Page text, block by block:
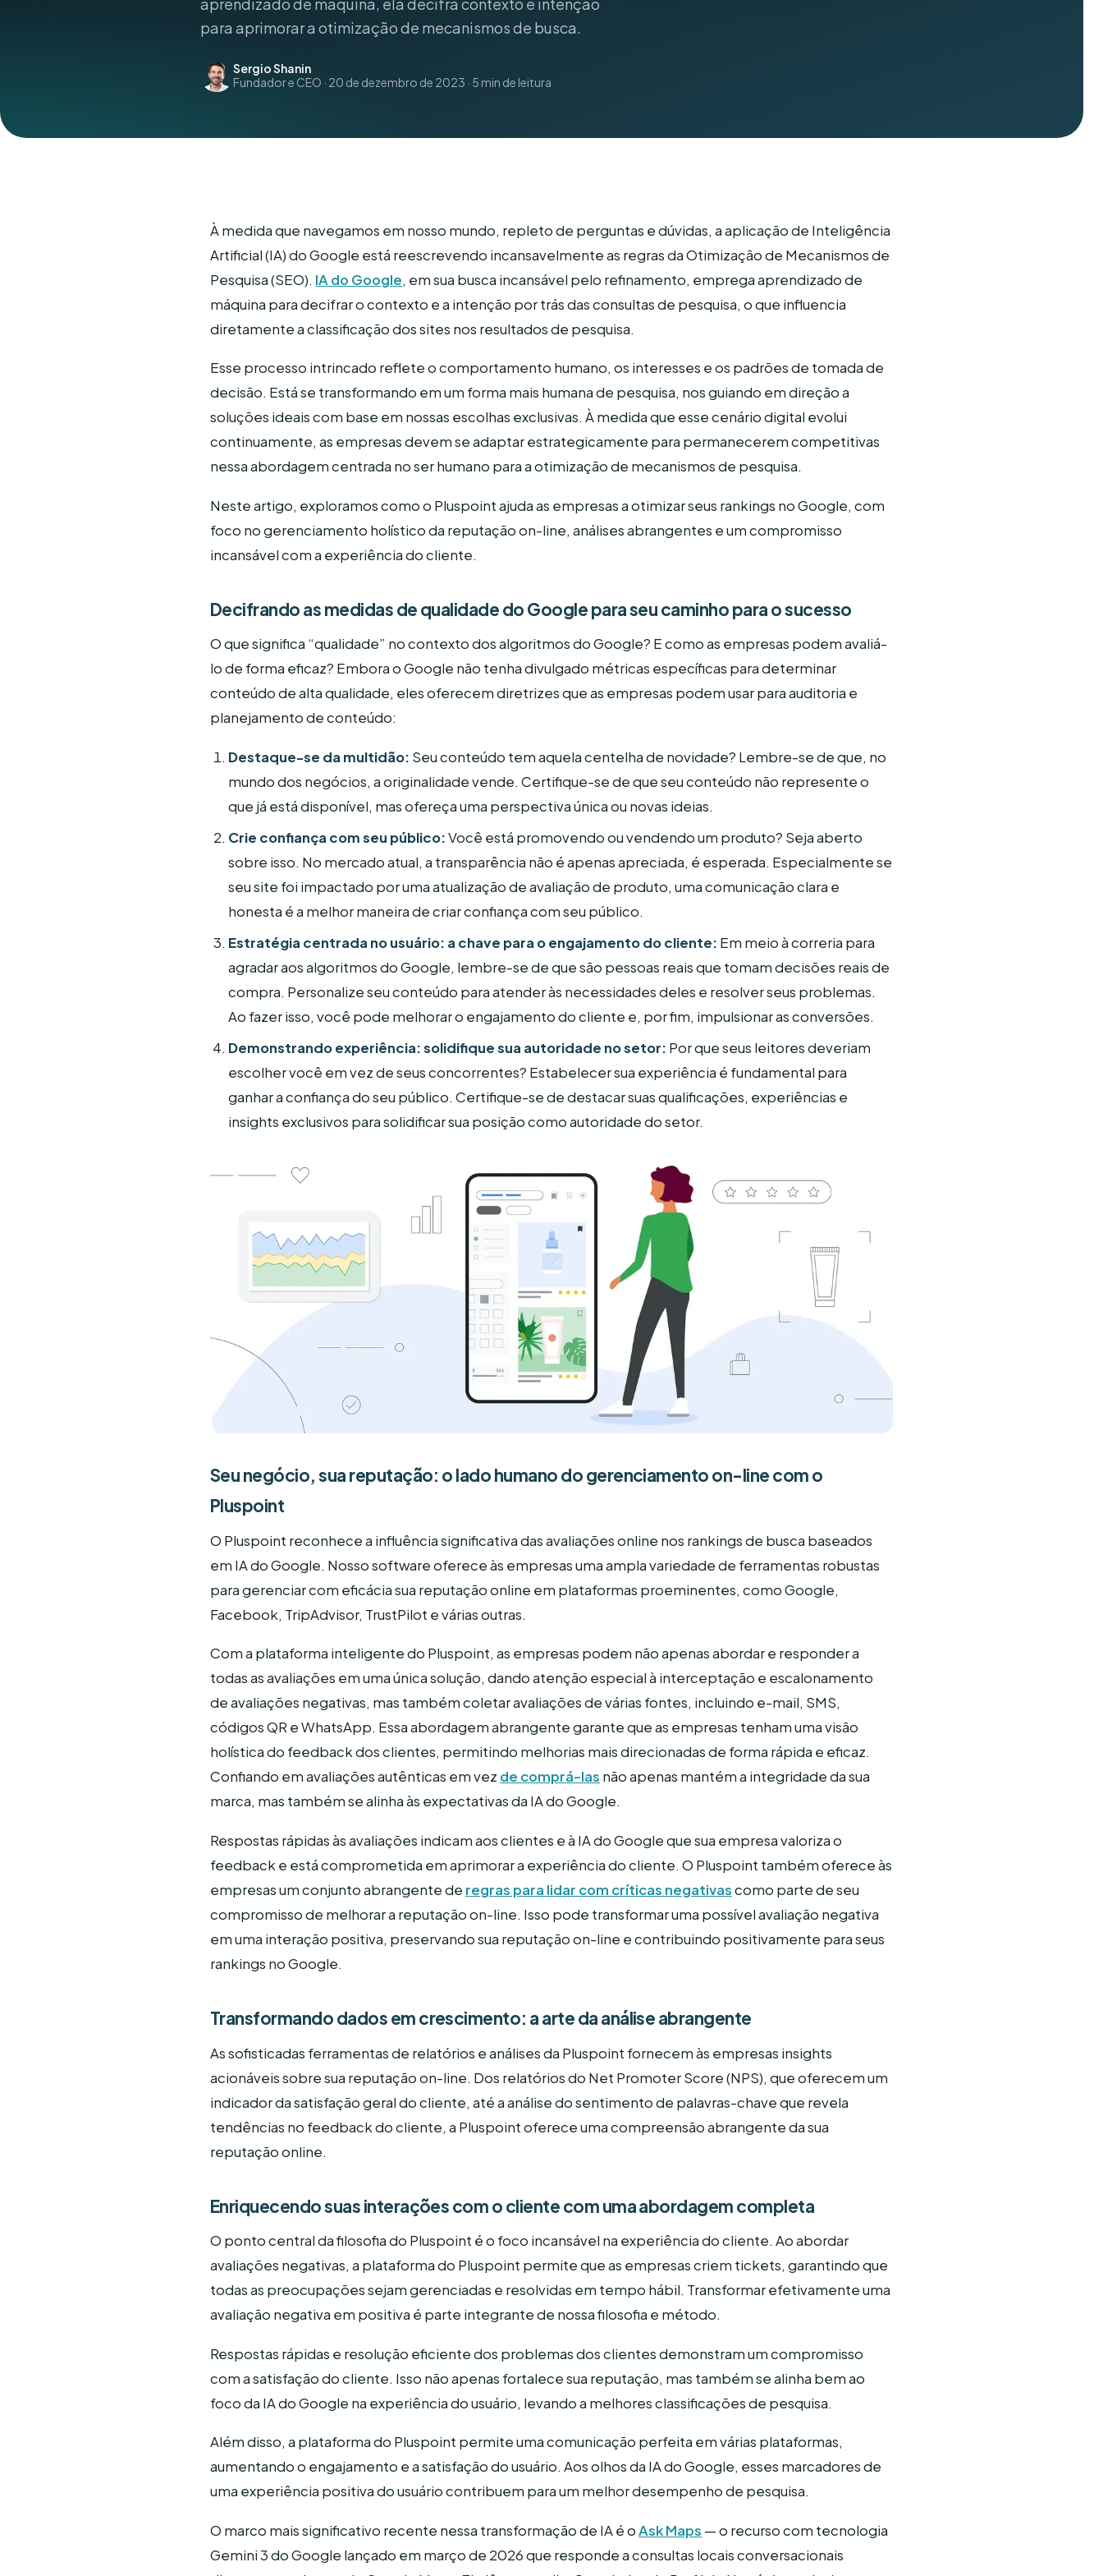
Serviços Residenciais
50 micro-otimizações que aumentam a
para aprimorar a otimização de mecanismos de busca.
Sergio Shanin
Fundador e CEO · 20 de dezembro de 2023 · 5 min de leitura
À medida que navegamos em nosso mundo, repleto de perguntas e dúvidas, a aplicação de Inteligência
Artificial (IA) do Google está reescrevendo incansavelmente as regras da Otimização de Mecanismos de
Pesquisa (SEO). IA do Google, em sua busca incansável pelo refinamento, emprega aprendizado de
máquina para decifrar o contexto e a intenção por trás das consultas de pesquisa, o que influencia
diretamente a classificação dos sites nos resultados de pesquisa.
Esse processo intrincado reflete o comportamento humano, os interesses e os padrões de tomada de
decisão. Está se transformando em um forma mais humana de pesquisa, nos guiando em direção a
soluções ideais com base em nossas escolhas exclusivas. À medida que esse cenário digital evolui
continuamente, as empresas devem se adaptar estrategicamente para permanecerem competitivas
nessa abordagem centrada no ser humano para a otimização de mecanismos de pesquisa.
Neste artigo, exploramos como o Pluspoint ajuda as empresas a otimizar seus rankings no Google, com
foco no gerenciamento holístico da reputação on-line, análises abrangentes e um compromisso
incansável com a experiência do cliente.
Decifrando as medidas de qualidade do Google para seu caminho para o sucesso
O que significa “qualidade” no contexto dos algoritmos do Google? E como as empresas podem avaliá-
lo de forma eficaz? Embora o Google não tenha divulgado métricas específicas para determinar
conteúdo de alta qualidade, eles oferecem diretrizes que as empresas podem usar para auditoria e
planejamento de conteúdo:
Destaque-se da multidão: Seu conteúdo tem aquela centelha de novidade? Lembre-se de que, no
mundo dos negócios, a originalidade vende. Certifique-se de que seu conteúdo não represente o
que já está disponível, mas ofereça uma perspectiva única ou novas ideias.
Crie confiança com seu público:Você está promovendo ou vendendo um produto? Seja aberto
sobre isso. No mercado atual, a transparência não é apenas apreciada, é esperada. Especialmente se
seu site foi impactado por uma atualização de avaliação de produto, uma comunicação clara e
honesta é a melhor maneira de criar confiança com seu público.
Estratégia centrada no usuário: a chave para o engajamento do cliente: Em meio à correria para
agradar aos algoritmos do Google, lembre-se de que são pessoas reais que tomam decisões reais de
compra. Personalize seu conteúdo para atender às necessidades deles e resolver seus problemas.
Ao fazer isso, você pode melhorar o engajamento do cliente e, por fim, impulsionar as conversões.
Demonstrando experiência: solidifique sua autoridade no setor: Por que seus leitores deveriam
escolher você em vez de seus concorrentes? Estabelecer sua experiência é fundamental para
ganhar a confiança do seu público. Certifique-se de destacar suas qualificações, experiências e
insights exclusivos para solidificar sua posição como autoridade do setor.
Seu negócio, sua reputação: o lado humano do gerenciamento on-line com o
Pluspoint
O Pluspoint reconhece a influência significativa das avaliações online nos rankings de busca baseados
em IA do Google. Nosso software oferece às empresas uma ampla variedade de ferramentas robustas
para gerenciar com eficácia sua reputação online em plataformas proeminentes, como Google,
Facebook, TripAdvisor, TrustPilot e várias outras.
Com a plataforma inteligente do Pluspoint, as empresas podem não apenas abordar e responder a
todas as avaliações em uma única solução, dando atenção especial à interceptação e escalonamento
de avaliações negativas, mas também coletar avaliações de várias fontes, incluindo e-mail, SMS,
códigos QR e WhatsApp. Essa abordagem abrangente garante que as empresas tenham uma visão
holística do feedback dos clientes, permitindo melhorias mais direcionadas de forma rápida e eficaz.
Confiando em avaliações autênticas em vez de comprá-las não apenas mantém a integridade da sua
marca, mas também se alinha às expectativas da IA do Google.
Respostas rápidas às avaliações indicam aos clientes e à IA do Google que sua empresa valoriza o
feedback e está comprometida em aprimorar a experiência do cliente. O Pluspoint também oferece às
empresas um conjunto abrangente de regras para lidar com críticas negativascomo parte de seu
compromisso de melhorar a reputação on-line. Isso pode transformar uma possível avaliação negativa
em uma interação positiva, preservando sua reputação on-line e contribuindo positivamente para seus
rankings no Google.
Transformando dados em crescimento: a arte da análise abrangente
As sofisticadas ferramentas de relatórios e análises da Pluspoint fornecem às empresas insights
acionáveis sobre sua reputação on-line. Dos relatórios do Net Promoter Score (NPS), que oferecem um
indicador da satisfação geral do cliente, até a análise do sentimento de palavras-chave que revela
tendências no feedback do cliente, a Pluspoint oferece uma compreensão abrangente da sua
reputação online.
Enriquecendo suas interações com o cliente com uma abordagem completa
O ponto central da filosofia do Pluspoint é o foco incansável na experiência do cliente. Ao abordar
avaliações negativas, a plataforma do Pluspoint permite que as empresas criem tickets, garantindo que
todas as preocupações sejam gerenciadas e resolvidas em tempo hábil. Transformar efetivamente uma
avaliação negativa em positiva é parte integrante de nossa filosofia e método.
Respostas rápidas e resolução eficiente dos problemas dos clientes demonstram um compromisso
com a satisfação do cliente. Isso não apenas fortalece sua reputação, mas também se alinha bem ao
foco da IA do Google na experiência do usuário, levando a melhores classificações de pesquisa.
Além disso, a plataforma do Pluspoint permite uma comunicação perfeita em várias plataformas,
aumentando o engajamento e a satisfação do usuário. Aos olhos da IA do Google, esses marcadores de
uma experiência positiva do usuário contribuem para um melhor desempenho de pesquisa.
O marco mais significativo recente nessa transformação de IA é oAsk Maps — o recurso com tecnologia
Gemini 3 do Google lançado em março de 2026 que responde a consultas locais conversacionais